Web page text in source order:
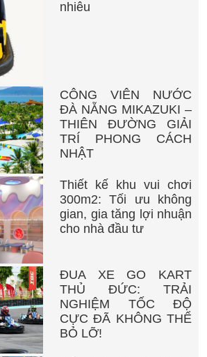
nhiêu
CÔNG VIÊN NƯỚC
ĐÀ NẴNG MIKAZUKI –
THIÊN ĐƯỜNG GIẢI
TRÍ PHONG CÁCH
NHẬT
Thiết kế khu vui chơi
300m2: Tối ưu không
gian, gia tăng lợi nhuận
cho nhà đầu tư
ĐUA XE GO KART
THỦ ĐỨC: TRẢI
NGHIỆM TỐC ĐỘ
CỰC ĐÃ KHÔNG THỂ
BỎ LỠ!